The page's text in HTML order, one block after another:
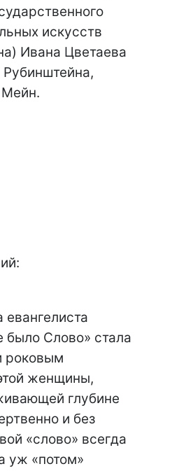
искусств
Ивана Цветаева
было Слово» стала
роковым
женщины,
глубине
и без
«слово» всегда
уж «потом»